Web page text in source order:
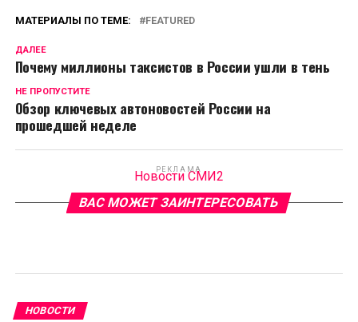
МАТЕРИАЛЫ ПО ТЕМЕ: FEATURED
ДАЛЕЕ
Почему миллионы таксистов в России ушли в тень
НЕ ПРОПУСТИТЕ
Обзор ключевых автоновостей России на
прошедшей неделе
РЕКЛАМА
Новости СМИ2
ВАС МОЖЕТ ЗАИНТЕРЕСОВАТЬ
НОВОСТИ